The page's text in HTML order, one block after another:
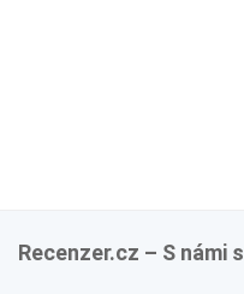
Recenzer.cz – S námi